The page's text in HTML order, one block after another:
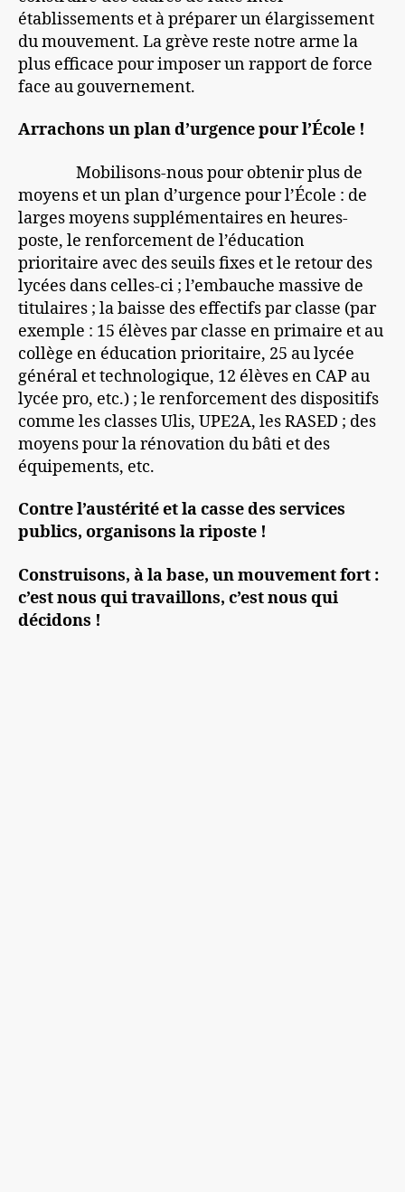
établissements et à préparer un élargissement
du mouvement. La grève reste notre arme la
plus efficace pour imposer un rapport de force
face au gouvernement.
Arrachons un plan d’urgence pour l’École !
Mobilisons-nous pour obtenir plus de
moyens et un plan d’urgence pour l’École : de
larges moyens supplémentaires en heures-
poste, le renforcement de l’éducation
prioritaire avec des seuils fixes et le retour des
lycées dans celles-ci ; l’embauche massive de
titulaires ; la baisse des effectifs par classe (par
exemple : 15 élèves par classe en primaire et au
collège en éducation prioritaire, 25 au lycée
général et technologique, 12 élèves en CAP au
lycée pro, etc.) ; le renforcement des dispositifs
comme les classes Ulis, UPE2A, les RASED ; des
moyens pour la rénovation du bâti et des
équipements, etc.
Contre l’austérité et la casse des services
publics, organisons la riposte !
Construisons, à la base, un mouvement fort :
c’est nous qui travaillons, c’est nous qui
décidons !